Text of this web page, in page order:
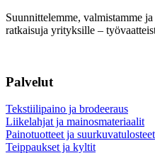
Suunnittelemme, valmistamme
ratkaisuja yrityksille –
Palvelut
Tekstiilipaino ja brodeeraus
Liikelahjat ja mainosmateriaalit
Painotuotteet ja suurkuvatulosteet
Teippaukset ja kyltit